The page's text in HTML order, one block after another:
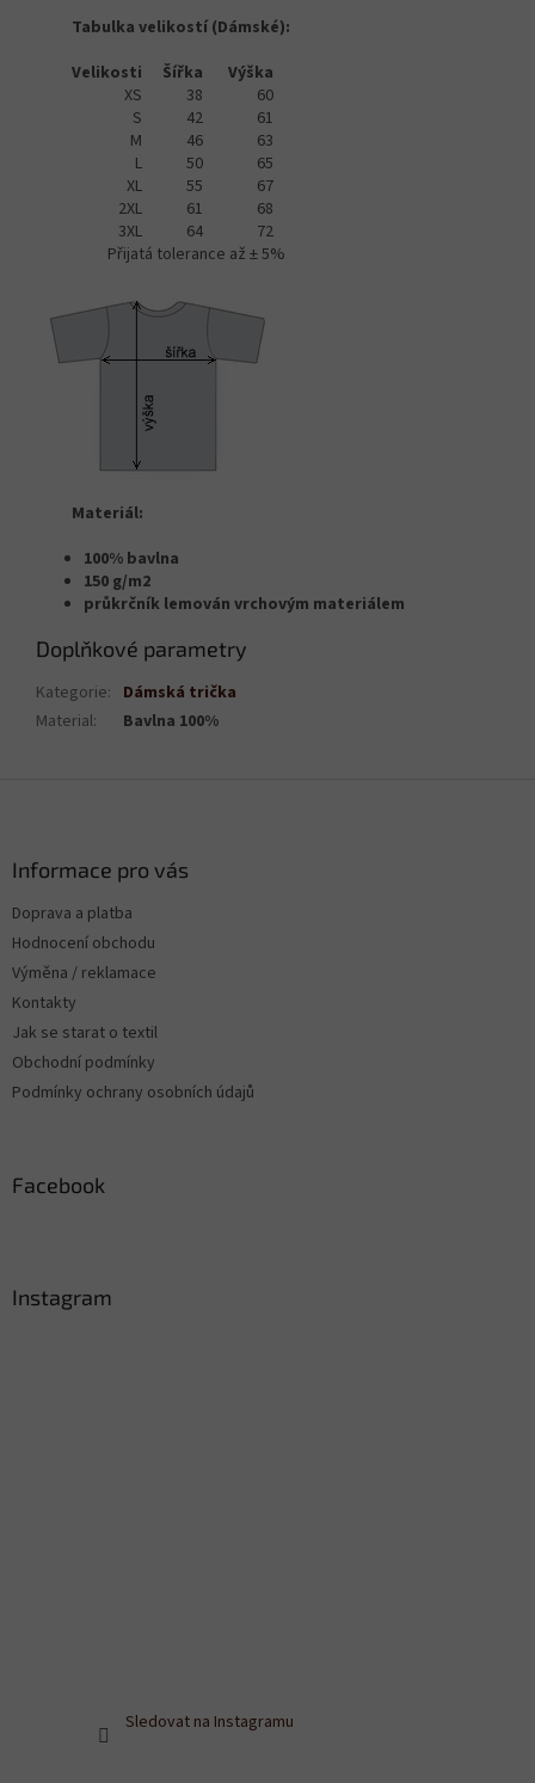
Tabulka velikostí (Dámské):
Velikosti
Šířka
Výška
XS
38
60
S
42
61
M
46
63
L
50
65
XL
55
67
2XL
61
68
3XL
64
72
Přijatá tolerance až ± 5%
Materiál:
100% bavlna
150 g/m2
průkrčník lemován vrchovým materiálem
Doplňkové parametry
Kategorie: Dámská trička
Material: Bavlna 100%
Informace pro vás
Doprava a platba
Hodnocení obchodu
Výměna / reklamace
Kontakty
Jak se starat o textil
Obchodní podmínky
Podmínky ochrany osobních údajů
Facebook
Instagram
Sledovat na Instagramu